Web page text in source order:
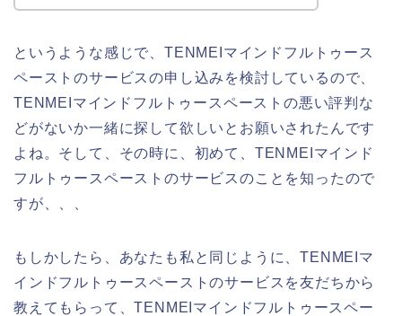
というような感じで、TENMEIマインドフルトゥース
ペーストのサービスの申し込みを検討しているので、
TENMEIマインドフルトゥースペーストの悪い評判な
どがないか一緒に探して欲しいとお願いされたんです
よね。そして、その時に、初めて、TENMEIマインド
フルトゥースペーストのサービスのことを知ったので
すが、、、
もしかしたら、あなたも私と同じように、TENMEIマ
インドフルトゥースペーストのサービスを友だちから
教えてもらって、TENMEIマインドフルトゥースペー